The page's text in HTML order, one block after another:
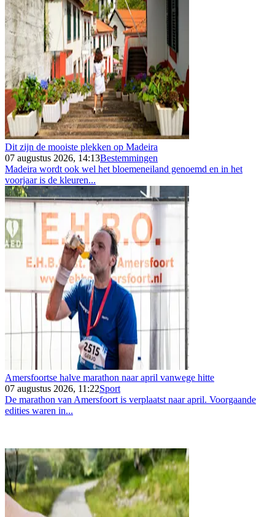
Dit zijn de mooiste plekken op Madeira
07 augustus 2026, 14:13Bestemmingen
Madeira wordt ook wel het bloemeneiland genoemd en in het
voorjaar is de kleuren...
Amersfoortse halve marathon naar april vanwege hitte
07 augustus 2026, 11:22Sport
De marathon van Amersfoort is verplaatst naar april. Voorgaande
edities waren in...